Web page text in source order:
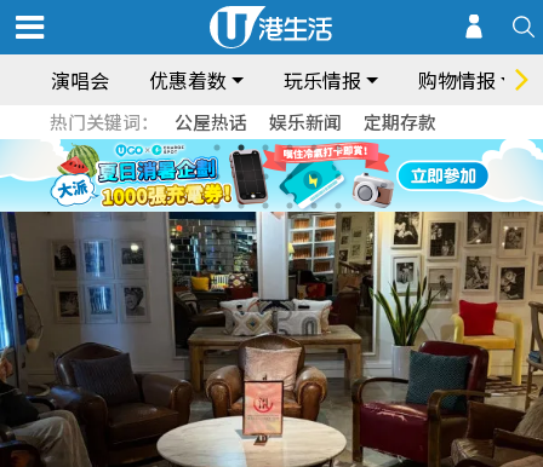
演唱会 优惠着数 玩乐情报 购物情报
热门关键词： 公屋热话 娱乐新闻 定期存款